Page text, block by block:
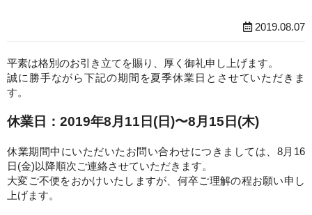
2019.08.07
平素は格別のお引き立てを賜り、厚く御礼申し上げます。
誠に勝手ながら下記の期間を夏季休業日とさせていただきま
す。
休業日：2019年8月11日(日)〜8月15日(木)
休業期間中にいただいたお問い合わせにつきましては、8月16
日(金)以降順次ご連絡させていただきます。
大変ご不便をおかけいたしますが、何卒ご理解の程お願い申し
上げます。